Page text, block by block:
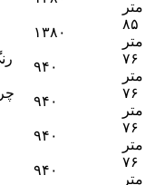
متر
۱۳۸۰
۸۵
متر
۹۴۰
۷۶
متر
۹۴۰
۷۶
متر
۹۴۰
۷۶
متر
۹۴۰
۷۶
متر